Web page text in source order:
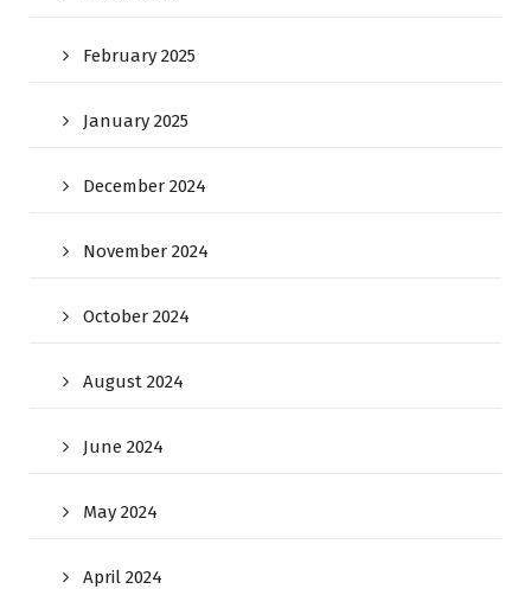
February 2025
January 2025
December 2024
November 2024
October 2024
August 2024
June 2024
May 2024
April 2024